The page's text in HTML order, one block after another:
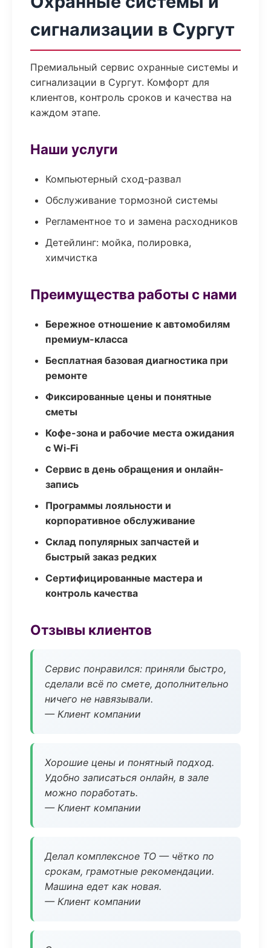
сигнализации в Сургут
Премиальный сервис охранные системы и
сигнализации в Сургут. Комфорт для
клиентов, контроль сроков и качества на
каждом этапе.
Наши услуги
Компьютерный сход-развал
Обслуживание тормозной системы
Регламентное то и замена расходников
Детейлинг: мойка, полировка,
химчистка
Преимущества работы с нами
Бережное отношение к автомобилям
премиум-класса
Бесплатная базовая диагностика при
ремонте
Фиксированные цены и понятные
сметы
Кофе-зона и рабочие места ожидания
с Wi‑Fi
Сервис в день обращения и онлайн-
запись
Программы лояльности и
корпоративное обслуживание
Склад популярных запчастей и
быстрый заказ редких
Сертифицированные мастера и
контроль качества
Отзывы клиентов
Сервис понравился: приняли быстро,
сделали всё по смете, дополнительно
ничего не навязывали.
— Клиент компании
Хорошие цены и понятный подход.
Удобно записаться онлайн, в зале
можно поработать.
— Клиент компании
Делал комплексное ТО — чётко по
срокам, грамотные рекомендации.
Машина едет как новая.
— Клиент компании